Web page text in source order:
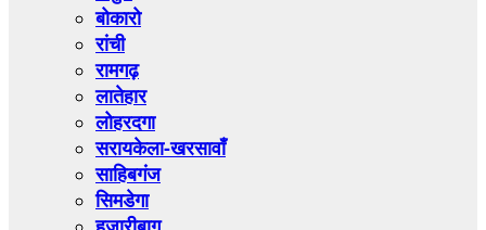
बोकारो
रांची
रामगढ़
लातेहार
लोहरदगा
सरायकेला-खरसावाँ
साहिबगंज
सिमडेगा